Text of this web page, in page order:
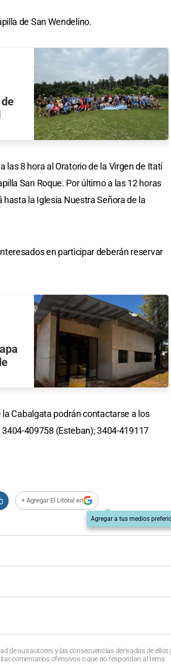
de San Wendelino.
las 8 hora al Oratorio de la Virgen de Itatí
San Roque. Por último a las 12 horas
hasta la Iglesia Nuestra Señora de la
en participar deberán reservar
Cabalgata podrán contactarse a los
409758 (Esteban); 3404-419117
+ Agregar El Litoral en
Agregar a tus medios
de sus autores y las consecuencias derivadas de ellos
comentarios ofensivos o que no respondan al tema